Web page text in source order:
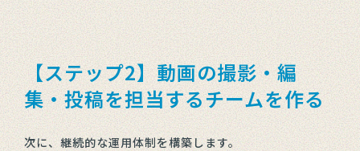
【ステップ2】動画の撮影・編
集・投稿を担当するチームを作る
次に、継続的な運用体制を構築します。